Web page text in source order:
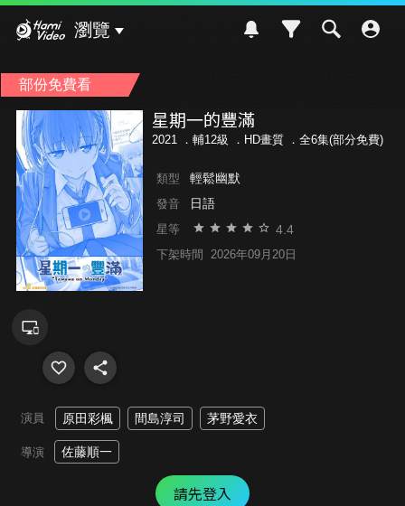
瀏覽
部份免費看
星期一的豐滿
2021 ． 輔12級 ．HD畫質 ．全6集(部分免費)
類型 輕鬆幽默
發音 日語
星等 4.4
下架時間 2026年09月20日
演員 原田彩楓 間島淳司 茅野愛衣
導演 佐藤順一
請先登入